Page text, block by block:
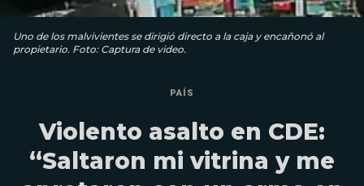
Uno de los malvivientes se dirigió directo a la caja y encañonó al
propietario. Foto: Captura de video.
PAÍS
Violento asalto en CDE:
“Saltaron mi vitrina y me